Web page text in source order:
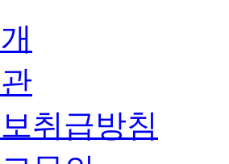
취급방침